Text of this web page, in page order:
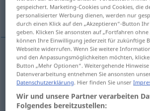
Splitter, Span
Splitterm astillade cristal
Spanm astillade madera
gespeichert. Marketing-Cookies und Cookies, die
personalisierter Werbung dienen, werden nur
durch einen Klick auf den „Akzeptieren“-Button
geben. Klicken Sie ansonsten auf „Fortfahren ohne
können Ihre Einwilligung jederzeit für zukünftige
Webseite widerrufen. Wenn Sie weitere
und den Anpassungsmöglichkeiten möchten,
Button „Mehr Optionen“. Weitergehende
Datenverarbeitung entnehmen Sie ansonsten
Datenschutzerklärung. Hier finden Sie unser
Wir und unsere Partner verarbeiten
Folgendes bereitzustellen: